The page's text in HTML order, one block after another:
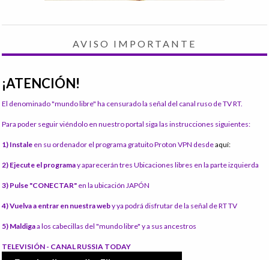
AVISO IMPORTANTE
¡ATENCIÓN!
El denominado "mundo libre" ha censurado la señal del canal ruso de TV RT.
Para poder seguir viéndolo en nuestro portal siga las instrucciones siguientes:
1) Instale en su ordenador el programa gratuito Proton VPN desdeaquí:
2) Ejecute el programay aparecerán tres Ubicaciones libres en la parte izquierda
3) Pulse "CONECTAR" en la ubicación JAPÓN
4) Vuelva a entrar en nuestra weby ya podrá disfrutar de la señal de RT TV
5) Maldigaa los cabecillas del "mundo libre" y a sus ancestros
TELEVISIÓN - CANAL RUSSIA TODAY